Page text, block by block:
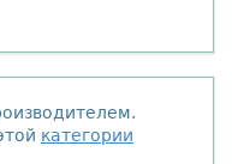
категории